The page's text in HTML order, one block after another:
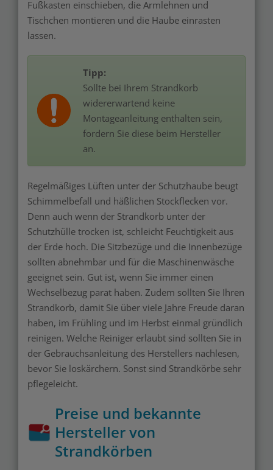
Fußkasten einschieben, die Armlehnen und
Tischchen montieren und die Haube einrasten
lassen.
Tipp:
Sollte bei Ihrem Strandkorb
widererwartend keine
Montageanleitung enthalten sein,
fordern Sie diese beim Hersteller
an.
Regelmäßiges Lüften unter der Schutzhaube beugt
Schimmelbefall und häßlichen Stockflecken vor.
Denn auch wenn der Strandkorb unter der
Schutzhülle trocken ist, schleicht Feuchtigkeit aus
der Erde hoch. Die Sitzbezüge und die Innenbezüge
sollten abnehmbar und für die Maschinenwäsche
geeignet sein. Gut ist, wenn Sie immer einen
Wechselbezug parat haben. Zudem sollten Sie Ihren
Strandkorb, damit Sie über viele Jahre Freude daran
haben, im Frühling und im Herbst einmal gründlich
reinigen. Welche Reiniger erlaubt sind sollten Sie in
der Gebrauchsanleitung des Herstellers nachlesen,
bevor Sie loskärchern. Sonst sind Strandkörbe sehr
pflegeleicht.
Preise und bekannte
Hersteller von
Strandkörben